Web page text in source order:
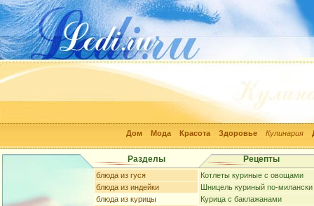
Дом Мода Красота Здоровье Кулинария
Разделы Рецепты
блюда из гуся
блюда из индейки
блюда из курицы
Котлеты куриные с овощами
Шницель куриный по-милански
Курица с баклажанами